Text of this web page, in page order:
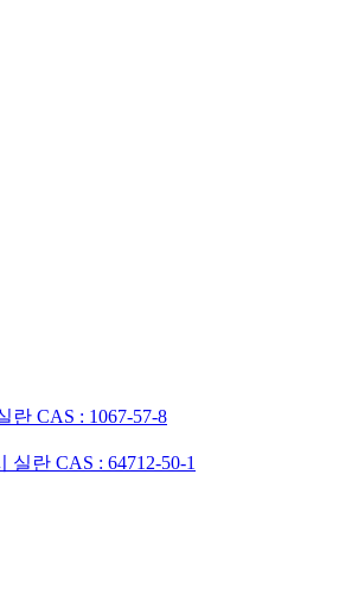
란 CAS : 1067-57-8
란 CAS : 64712-50-1